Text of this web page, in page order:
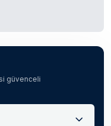
güvenceli